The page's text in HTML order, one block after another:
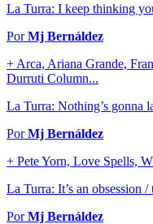
La Turra: I keep thinking
PorMj Bernáldez
+ Arca, Ariana Grande,
Durruti Column...
La Turra: Nothing’s gonna
PorMj Bernáldez
+ Pete Yorn, Love Spells,
La Turra: It’s an obsession
PorMj Bernáldez